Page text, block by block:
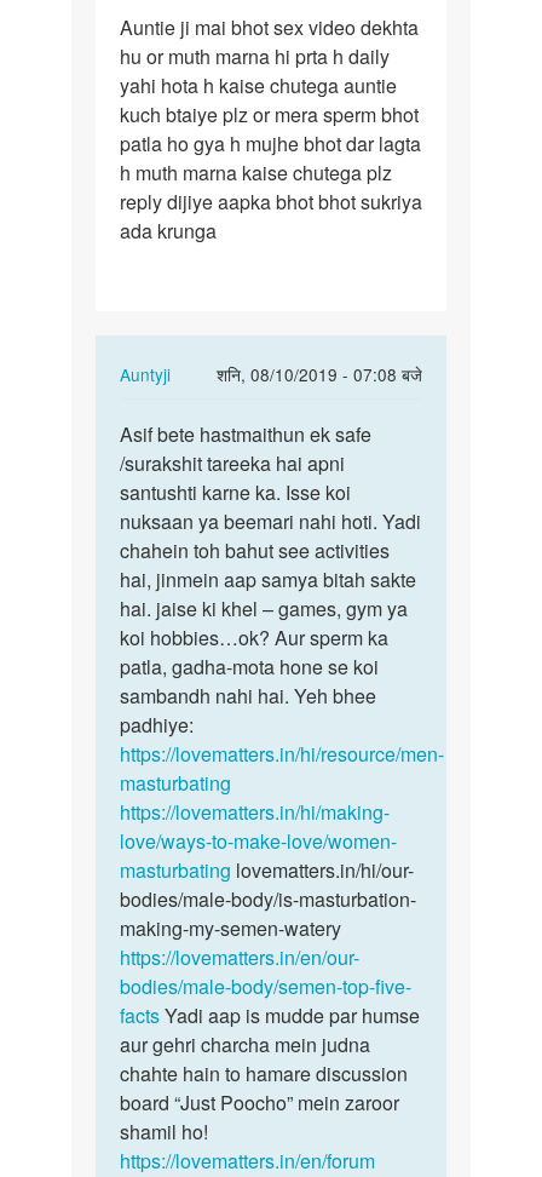
Auntie
ji
mai
bhot
sex
video…
Auntie ji mai bhot sex video dekhta
hu or muth marna hi prta h daily
yahi hota h kaise chutega auntie
kuch btaiye plz or mera sperm bhot
patla ho gya h mujhe bhot dar lagta
h muth marna kaise chutega plz
reply dijiye aapka bhot bhot sukriya
ada krunga
Auntyji
शनि, 08/10/2019 - 07:08 बजे
In
to
Auntie
ji
mai
bhot
sex
video…
by
Asif
Asif
bete
hastmaithun
ek…
Asif bete hastmaithun ek safe
/surakshit tareeka hai apni
santushti karne ka. Isse koi
nuksaan ya beemari nahi hoti. Yadi
chahein toh bahut see activities
hai, jinmein aap samya bitah sakte
hai. jaise ki khel – games, gym ya
koi hobbies…ok? Aur sperm ka
patla, gadha-mota hone se koi
sambandh nahi hai. Yeh bhee
padhiye:
https://lovematters.in/hi/resource/men-
masturbating
https://lovematters.in/hi/making-
love/ways-to-make-love/women-
masturbating lovematters.in/hi/our-
bodies/male-body/is-masturbation-
making-my-semen-watery
https://lovematters.in/en/our-
bodies/male-body/semen-top-five-
factsYadi aap is mudde par humse
aur gehri charcha mein judna
chahte hain to hamare discussion
board “Just Poocho” mein zaroor
shamil ho!
https://lovematters.in/en/forum